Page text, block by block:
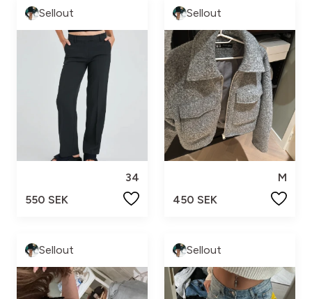
Sellout
34
550 SEK
Sellout
M
450 SEK
Sellout Sellout